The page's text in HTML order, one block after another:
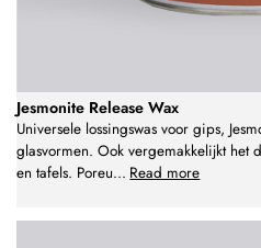
Jesmonite Release Wax
Universele lossingswas voor gips,
glasvormen. Ook vergemakkelijkt het
en tafels. Poreu... Read more